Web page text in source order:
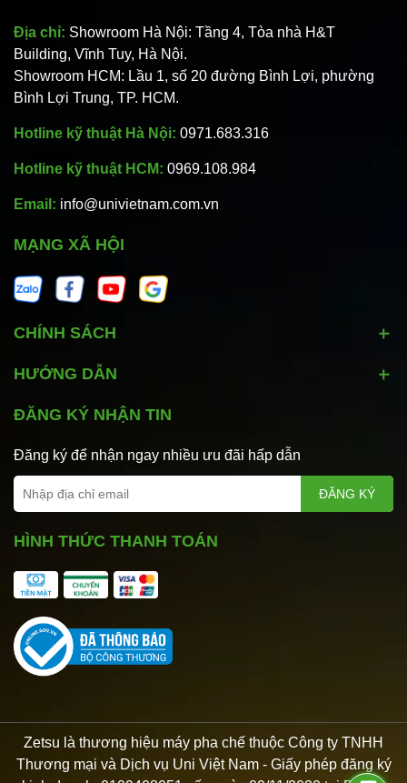
Địa chỉ: Showroom Hà Nội: Tầng 4, Tòa nhà H&T
Building, Vĩnh Tuy, Hà Nội.
Showroom HCM: Lầu 1, số 20 đường Bình Lợi, phường
Bình Lợi Trung, TP. HCM.
Hotline kỹ thuật Hà Nội: 0971.683.316
Hotline kỹ thuật HCM: 0969.108.984
Email: info@univietnam.com.vn
MẠNG XÃ HỘI
CHÍNH SÁCH
HƯỚNG DẪN
ĐĂNG KÝ NHẬN TIN
Đăng ký để nhận ngay nhiều ưu đãi hấp dẫn
ĐĂNG KÝ
HÌNH THỨC THANH TOÁN
Zetsu là thương hiệu máy pha chế thuộc Công ty TNHH
Thương mại và Dịch vụ Uni Việt Nam - Giấy phép đăng ký